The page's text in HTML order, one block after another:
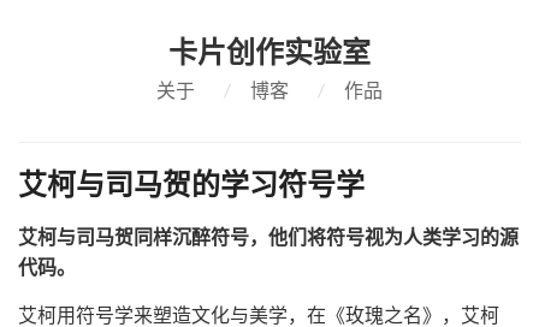
卡片创作实验室
关于 / 博客 / 作品
艾柯与司马贺的学习符号学
艾柯与司马贺同样沉醉符号，他们将符号视为人类学习的源
代码。
艾柯用符号学来塑造文化与美学，在《玫瑰之名》，艾柯